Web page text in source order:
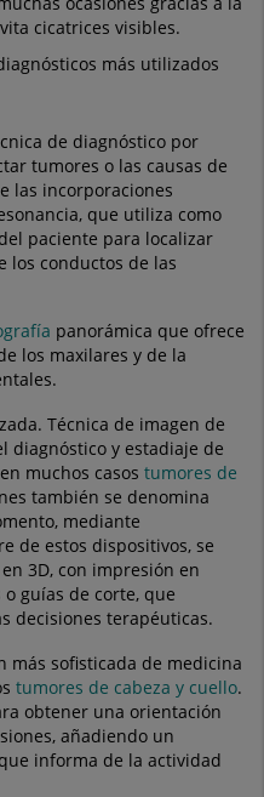
cicatrices visibles.
más utilizados
de diagnóstico por
tumores o las causas de
las incorporaciones
que utiliza como
paciente para localizar
los conductos de las
panorámica que ofrece
los maxilares y de la
Técnica de imagen de
diagnóstico y estadiaje de
muchos casos tumores de
también se denomina
mediante
de estos dispositivos, se
3D, con impresión en
guías de corte, que
decisiones terapéuticas.
más sofisticada de medicina
tumores de cabeza y cuello.
obtener una orientación
añadiendo un
informa de la actividad